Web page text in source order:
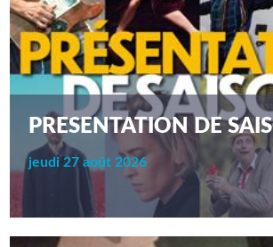
PRESENTATION DE
jeudi 27 août 2026